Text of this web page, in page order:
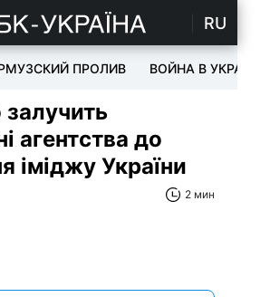
RU
ПРОЛИВ ВОЙНА В УКРАИНЕ
агентства до
іміджу України
2 мин